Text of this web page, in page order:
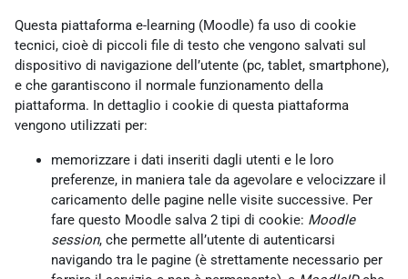
Questa piattaforma e-learning (Moodle) fa uso di cookie
tecnici, cioè di piccoli file di testo che vengono salvati sul
dispositivo di navigazione dell’utente (pc, tablet, smartphone),
e che garantiscono il normale funzionamento della
piattaforma. In dettaglio i cookie di questa piattaforma
vengono utilizzati per:
memorizzare i dati inseriti dagli utenti e le loro
preferenze, in maniera tale da agevolare e velocizzare il
caricamento delle pagine nelle visite successive. Per
fare questo Moodle salva 2 tipi di cookie: Moodle
session, che permette all’utente di autenticarsi
navigando tra le pagine (è strettamente necessario per